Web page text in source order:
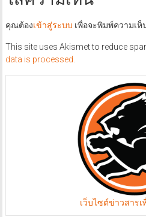
คุณต้องเข้าสู่ระบบ เพื่อจะพิมพ์ความเห็
This site uses Akismet to reduce
data is processed.
เว็บไซต์ข่าวสาร